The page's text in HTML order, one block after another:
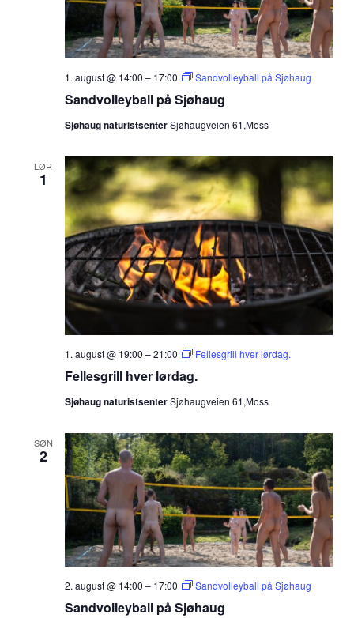
Sandvolleyball på Sjøhaug
1. august @ 14:00 – 17:00 Sandvolleyball på Sjøhaug
Sjøhaug naturistsenterSjøhaugveien 61,Moss
LØR
1
Fellesgrill hver lørdag.
1. august @ 19:00 –21:00 Fellesgrill hver lørdag.
Sjøhaug naturistsenterSjøhaugveien 61,Moss
SØN
2
Sandvolleyball på Sjøhaug
2. august @ 14:00 – 17:00 Sandvolleyball på Sjøhaug